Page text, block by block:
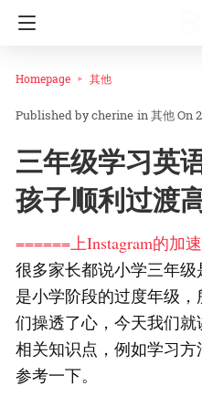
Homepage 其他
cherine in其他On
三年级学习英
孩子顺利过渡
======上Instagram的加
很多家长都说小学三年
是小学阶段的过度年级
们操透了心，今天我们
相关知识点，例如学习
参考一下。